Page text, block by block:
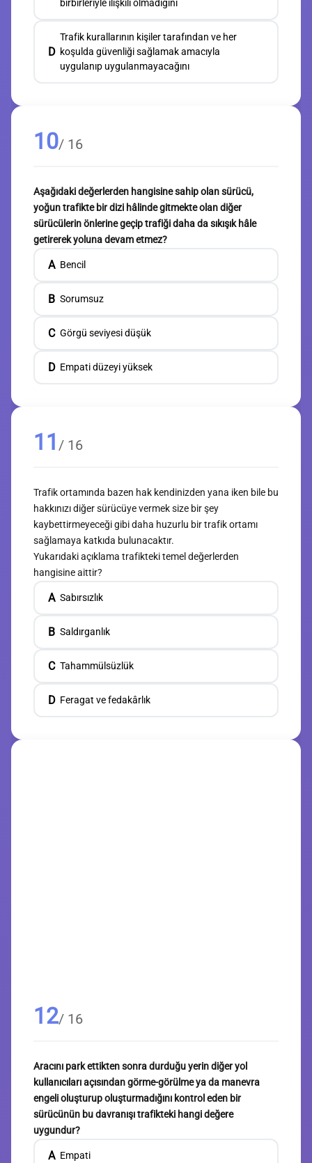
birbirleriyle ilişkili olmadığını
D
Trafik kurallarının kişiler tarafından ve her
koşulda güvenliği sağlamak amacıyla
uygulanıp uygulanmayacağını
10/ 16
Aşağıdaki değerlerden hangisine sahip olan sürücü,
yoğun trafikte bir dizi hâlinde gitmekte olan diğer
sürücülerin önlerine geçip trafiği daha da sıkışık hâle
getirerek yoluna devam etmez?
A Bencil
B Sorumsuz
C Görgü seviyesi düşük
D Empati düzeyi yüksek
11 / 16
Trafik ortamında bazen hak kendinizden yana iken bile bu
hakkınızı diğer sürücüye vermek size bir şey
kaybettirmeyeceği gibi daha huzurlu bir trafik ortamı
sağlamaya katkıda bulunacaktır.
Yukarıdaki açıklama trafikteki temel değerlerden
hangisine aittir?
A Sabırsızlık
B Saldırganlık
C Tahammülsüzlük
D Feragat ve fedakârlık
12/ 16
Aracını park ettikten sonra durduğu yerin diğer yol
kullanıcıları açısından görme-görülme ya da manevra
engeli oluşturup oluşturmadığını kontrol eden bir
sürücünün bu davranışı trafikteki hangi değere
uygundur?
A Empati